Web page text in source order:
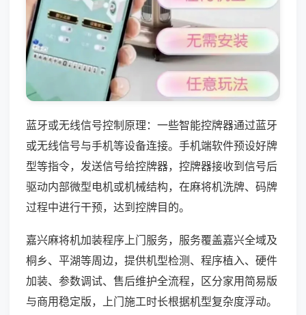
蓝牙或无线信号控制原理：一些智能控牌器通过蓝牙
或无线信号与手机等设备连接。手机端软件预设好牌
型等指令，发送信号给控牌器，控牌器接收到信号后
驱动内部微型电机或机械结构，在麻将机洗牌、码牌
过程中进行干预，达到控牌目的。
嘉兴麻将机加装程序上门服务，服务覆盖嘉兴全域及
桐乡、平湖等周边，提供机型检测、程序植入、硬件
加装、参数调试、售后维护全流程，区分家用简易版
与商用稳定版，上门施工时长根据机型复杂度浮动。